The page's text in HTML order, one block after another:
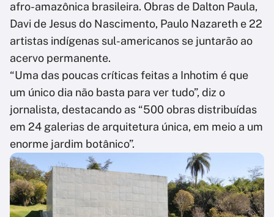
afro-amazônica brasileira. Obras de Dalton Paula,
Davi de Jesus do Nascimento, Paulo Nazareth e 22
artistas indígenas sul-americanos se juntarão ao
acervo permanente.
“Uma das poucas críticas feitas a Inhotim é que
um único dia não basta para ver tudo”, diz o
jornalista, destacando as “500 obras distribuídas
em 24 galerias de arquitetura única, em meio a um
enorme jardim botânico”.